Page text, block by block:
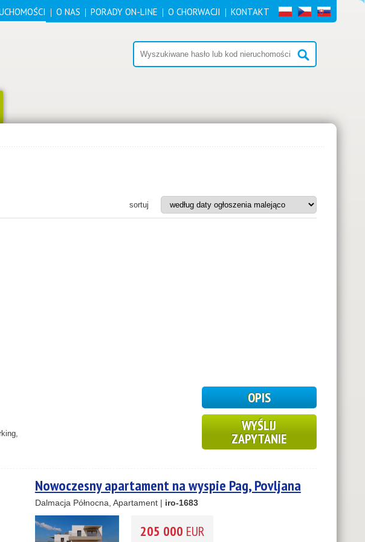
O NAS PORADY ON-LINE O CHORWACJI KONTAKT
sortuj
OPIS
WYŚLIJ
ZAPYTANIE
Nowoczesny apartament na wyspie Pag, Povljana
Dalmacja Północna, Apartament | iro-1683
205 000 EUR